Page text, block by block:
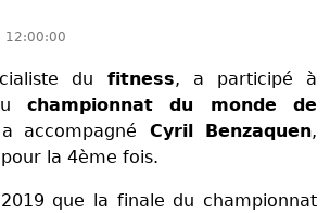
12:00:00
du fitness, a participé à
championnat du monde de
accompagné Cyril Benzaquen,
la 4ème fois.
que la finale du championnat